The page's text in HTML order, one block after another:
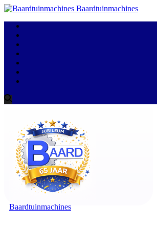
Baardtuinmachines
Baardtuinmachines